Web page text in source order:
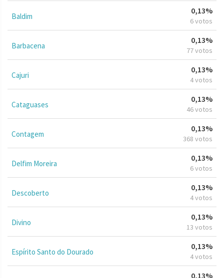
Baldim
0,13%
6 votos
Barbacena
0,13%
77 votos
Cajuri
0,13%
4 votos
Cataguases
0,13%
46 votos
Contagem
0,13%
368 votos
Delfim Moreira
0,13%
6 votos
Descoberto
0,13%
4 votos
Divino
0,13%
13 votos
Espírito Santo do Dourado
0,13%
4 votos
0,13%